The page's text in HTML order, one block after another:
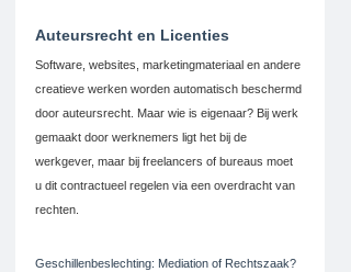
Auteursrecht en Licenties
Software, websites, marketingmateriaal en andere
creatieve werken worden automatisch beschermd
door auteursrecht. Maar wie is eigenaar? Bij werk
gemaakt door werknemers ligt het bij de
werkgever, maar bij freelancers of bureaus moet
u dit contractueel regelen via een overdracht van
rechten.
Geschillenbeslechting: Mediation of Rechtszaak?